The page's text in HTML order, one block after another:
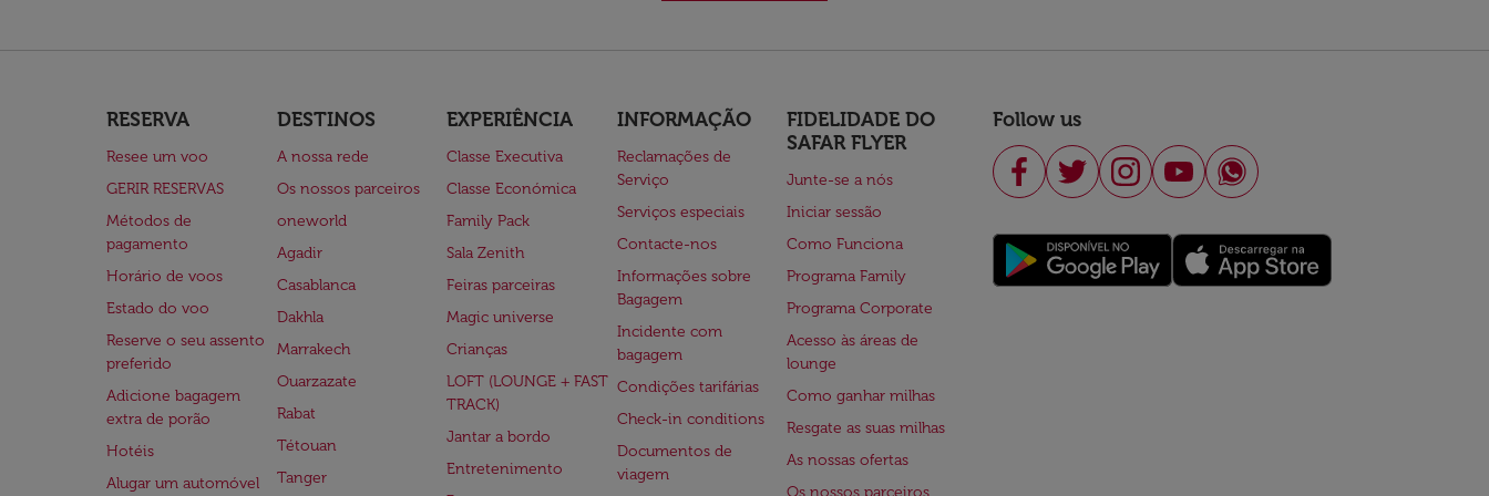
RESERVA
Resee um voo
GERIR RESERVAS
Métodos de
pagamento
Horário de voos
Estado do voo
Reserve o seu assento
preferido
Adicione bagagem
extra de porão
Hotéis
Alugar um automóvel
DESTINOS
A nossa rede
Os nossos parceiros
oneworld
Agadir
Casablanca
Dakhla
Marrakech
Ouarzazate
Rabat
Tétouan
Tanger
EXPERIÊNCIA
Classe Executiva
Classe Económica
Family Pack
Sala Zenith
Feiras parceiras
Magic universe
Crianças
LOFT (LOUNGE + FAST
TRACK)
Jantar a bordo
Entretenimento
INFORMAÇÃO
Reclamações de
Serviço
Serviços especiais
Contacte-nos
Informações sobre
Bagagem
Incidente com
bagagem
Condições tarifárias
Check-in conditions
Documentos de
viagem
FIDELIDADE DO
SAFAR FLYER
Junte-se a nós
Iniciar sessão
Como Funciona
Programa Family
Programa Corporate
Acesso às áreas de
lounge
Como ganhar milhas
Resgate as suas milhas
As nossas ofertas
Os nossos parceiros
Follow us